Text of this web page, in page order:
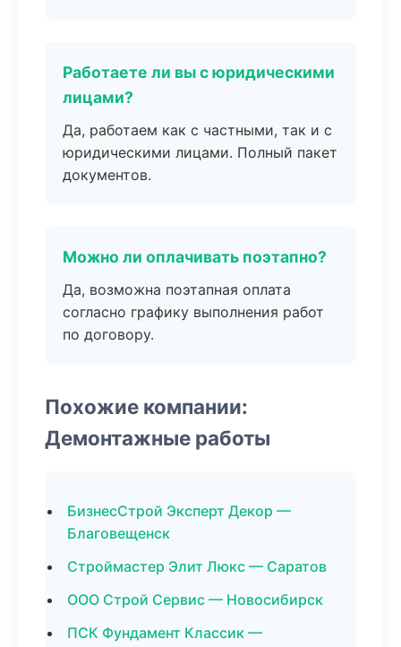
Работаете ли вы с юридическими
лицами?
Да, работаем как с частными, так и с
юридическими лицами. Полный пакет
документов.
Можно ли оплачивать поэтапно?
Да, возможна поэтапная оплата
согласно графику выполнения работ
по договору.
Похожие компании:
Демонтажные работы
БизнесСтрой Эксперт Декор —
Благовещенск
Строймастер Элит Люкс — Саратов
ООО Строй Сервис — Новосибирск
ПСК Фундамент Классик —